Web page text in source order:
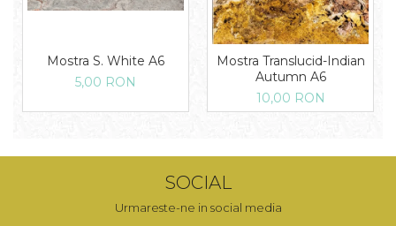
Mostra S. White A6
5,00 RON
Mostra Translucid-Indian
Autumn A6
10,00 RON
SOCIAL
Urmareste-ne in social media